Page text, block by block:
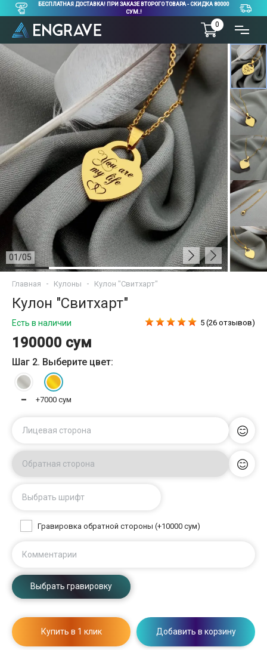
БЕСПЛАТНАЯ ДОСТАВКА! ПРИ ЗАКАЗЕ ВТОРОГО ТОВАРА - СКИДКА 80000
СУМ.!
0
01 /05
Главная Кулоны Кулон "Свитхарт"
Кулон "Свитхарт"
Есть в наличии
190000 сум
5 (26 отзывов)
Шаг 2. Выберите цвет:
━ +7000 сум
Лицевая сторона
Обратная сторона
Выбрать шрифт
Гравировка обратной стороны (+10000 сум)
Комментарии
Выбрать гравировку
Купить в 1 клик Добавить в корзину